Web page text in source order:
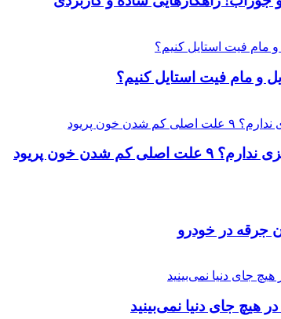
و مام فیت استایل کنیم؟
کم شدن خون پریود
جرقه در خودرو